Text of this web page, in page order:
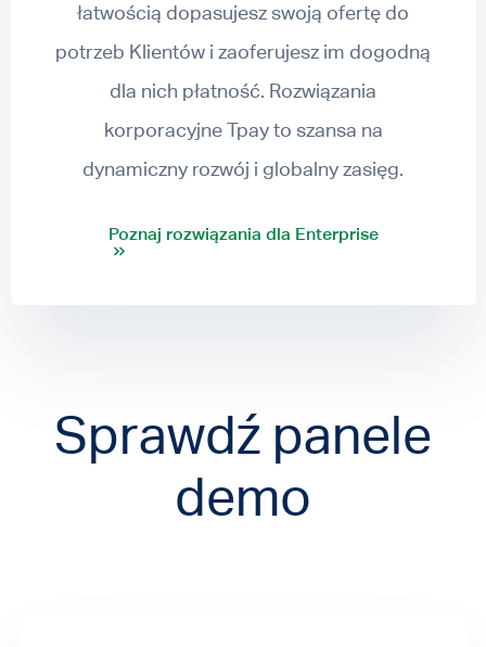
łatwością dopasujesz swoją ofertę do
potrzeb Klientów i zaoferujesz im dogodną
dla nich płatność. Rozwiązania
korporacyjne Tpay to szansa na
dynamiczny rozwój i globalny zasięg.
Poznaj rozwiązania dla Enterprise
Sprawdź panele
demo